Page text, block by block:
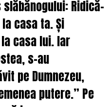
Ridică-
casa ta. Și
casa lui. Iar
s-au
pe Dumnezeu,
putere.” Pe